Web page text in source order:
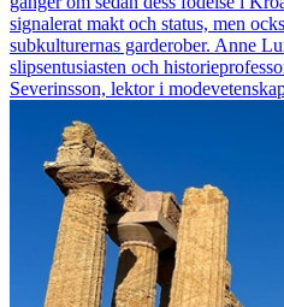
signalerat makt och status, men
subkulturernas garderober. Anne
slipsentusiasten och
Severinsson, lektor i